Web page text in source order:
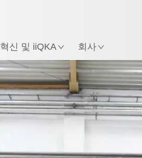
혁신 및 iiQKA 회사
모든 시스템 파트너